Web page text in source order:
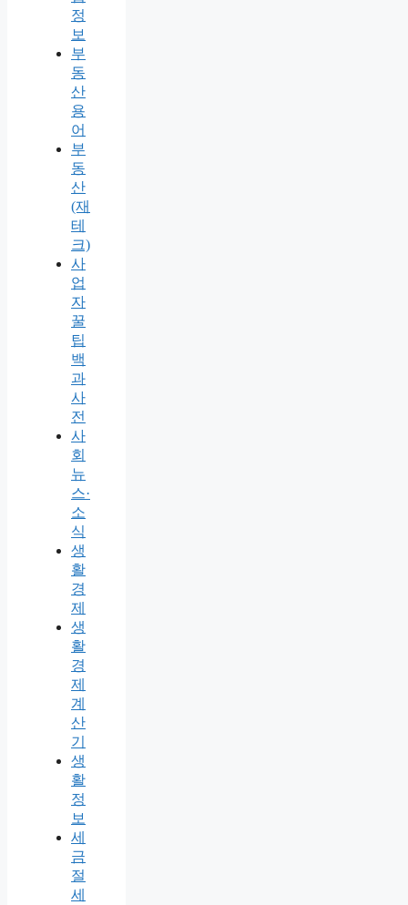
정
보
부
동
산
용
어
부
동
산
(재
테
크)
사
업
자
꿀
팁
백
과
사
전
사
회
뉴
스·
소
식
생
활
경
제
생
활
경
제
계
산
기
생
활
정
보
세
금
절
세